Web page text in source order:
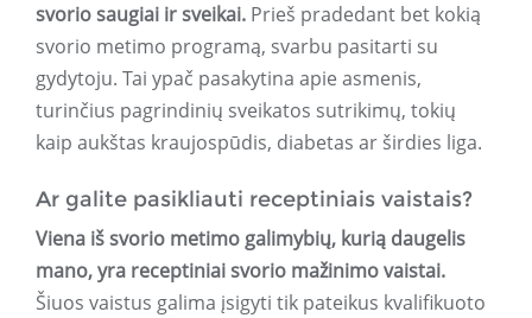
svorio saugiai ir sveikai. Prieš pradedant bet kokią
svorio metimo programą, svarbu pasitarti su
gydytoju. Tai ypač pasakytina apie asmenis,
turinčius pagrindinių sveikatos sutrikimų, tokių
kaip aukštas kraujospūdis, diabetas ar širdies liga.
Ar galite pasikliauti receptiniais vaistais?
Viena iš svorio metimo galimybių, kurią daugelis
mano, yra receptiniai svorio mažinimo vaistai.
Šiuos vaistus galima įsigyti tik pateikus kvalifikuoto